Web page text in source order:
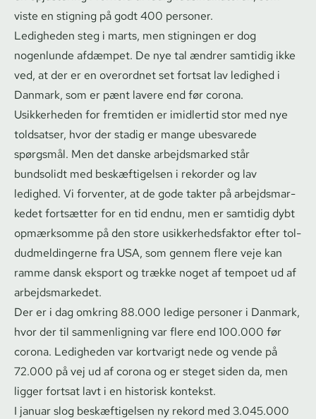
viste en stigning på godt 400 personer.
Ledigheden steg i marts, men stigningen er dog
nogenlunde afdæmpet. De nye tal ændrer samtidig ikke
ved, at der er en overordnet set fortsat lav ledighed i
Danmark, som er pænt lavere end før corona.
Usikkerheden for fremtiden er imidlertid stor med nye
toldsatser, hvor der stadig er mange ubesvarede
spørgsmål. Men det danske arbejdsmarked står
bundsolidt med beskæftigelsen i rekorder og lav
ledighed. Vi forventer, at de gode takter på ar­bejds­mar­
ke­det fortsætter for en tid endnu, men er samtidig dybt
opmærksomme på den store usik­ker­heds­fak­tor efter tol­
dud­mel­din­ger­ne fra USA, som gennem flere veje kan
ramme dansk eksport og trække noget af tempoet ud af
ar­bejds­mar­ke­det.
Der er i dag omkring 88.000 ledige personer i Danmark,
hvor der til sammenligning var flere end 100.000 før
corona. Ledigheden var kortvarigt nede og vende på
72.000 på vej ud af corona og er steget siden da, men
ligger fortsat lavt i en historisk kontekst.
I januar slog beskæftigelsen ny rekord med 3.045.000